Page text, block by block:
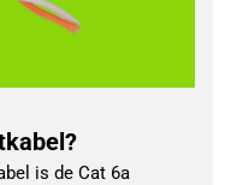
is de Cat 6a